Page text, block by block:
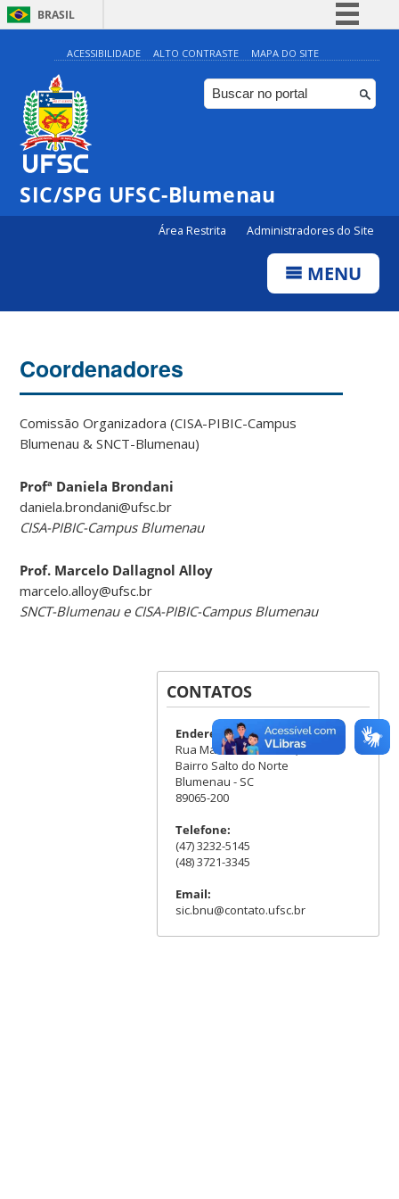
BRASIL
Simplifique!
Comunica BR
Participe
Canais
ACESSIBILIDADE ALTO CONTRASTE MAPA DO SITE
SIC/SPG UFSC-Blumenau
Área Restrita Administradores do Site
MENU
Coordenadores
Comissão Organizadora (CISA-PIBIC-Campus
Blumenau & SNCT-Blumenau)
Profª Daniela Brondani
daniela.brondani@ufsc.br
CISA-PIBIC-Campus Blumenau
Prof. Marcelo Dallagnol Alloy
marcelo.alloy@ufsc.br
SNCT-Blumenau e CISA-PIBIC-Campus Blumenau
CONTATOS
Endereço
Rua Marechal Rondon, 880
Bairro Salto do Norte
Blumenau - SC
89065-200
Telefone:
(47) 3232-5145
(48) 3721-3345
Email:
sic.bnu@contato.ufsc.br